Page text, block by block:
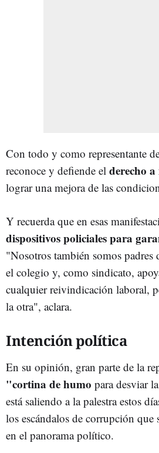
Con todo y como representante
reconoce y defiende el derecho
lograr una mejora de las
Y recuerda que en esas
dispositivos policiales para
"Nosotros también somos padres
el colegio y, como sindicato,
cualquier reivindicación laboral,
la otra", aclara.
Intención política
En su opinión, gran parte de la
"cortina de humo para desviar
está saliendo a la palestra estos
los escándalos de corrupción que
en el panorama político.